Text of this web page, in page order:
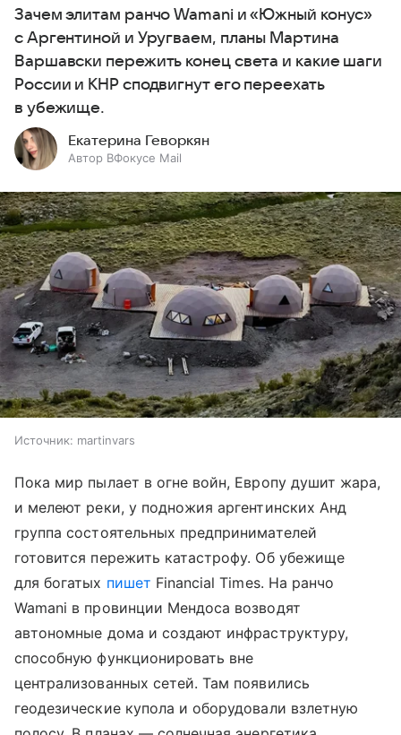
Зачем элитам ранчо Wamani и «Южный конус»
с Аргентиной и Уругваем, планы Мартина
Варшавски пережить конец света и какие шаги
России и КНР сподвигнут его переехать
в убежище.
Екатерина Геворкян
Автор ВФокусе Mail
Источник: martinvars
Пока мир пылает в огне войн, Европу душит жара,
и мелеют реки, у подножия аргентинских Анд
группа состоятельных предпринимателей
готовится пережить катастрофу. Об убежище
для богатых пишет Financial Times. На ранчо
Wamani в провинции Мендоса возводят
автономные дома и создают инфраструктуру,
способную функционировать вне
централизованных сетей. Там появились
геодезические купола и оборудовали взлетную